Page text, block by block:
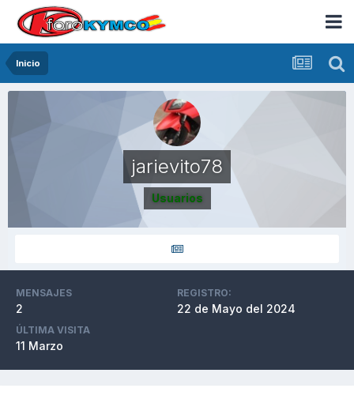
Inicio
jarievito78
Usuarios
MENSAJES
2
REGISTRO:
22 de Mayo del 2024
ÚLTIMA VISITA
11 Marzo